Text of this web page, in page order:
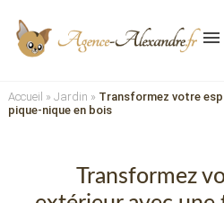
menu
Accueil » Jardin » Transformez votre
pique-nique en bois
Transformez